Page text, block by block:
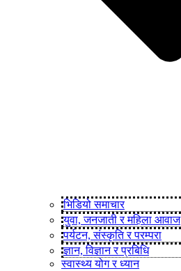
भिडियो समाचार
युवा, जनजाती र महिला आवाज
पर्यटन, संस्कृति र परम्परा
ज्ञान, विज्ञान र प्रबिधि
स्वास्थ्य योग र ध्यान